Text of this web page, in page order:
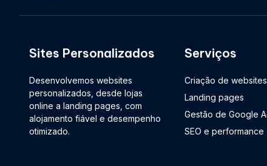
Sites Personalizados
Desenvolvemos websites
personalizados, desde lojas
online a landing pages, com
alojamento fiável e desempenho
otimizado.
Serviços
Criação de websites
Landing pages
Gestão de Google
SEO e performance